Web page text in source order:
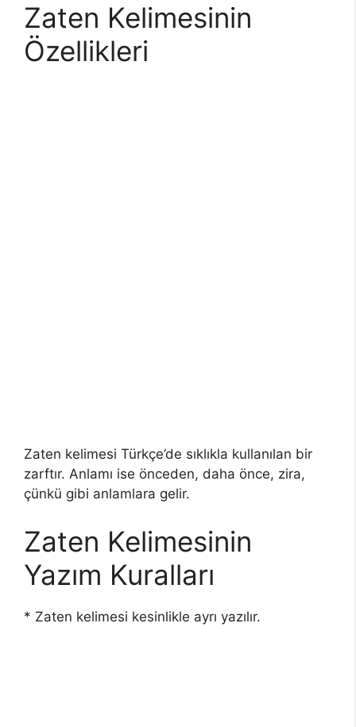
Zaten Kelimesinin
Özellikleri
Zaten kelimesi Türkçe’de sıklıkla kullanılan bir
zarftır. Anlamı ise önceden, daha önce, zira,
çünkü gibi anlamlara gelir.
Zaten Kelimesinin
Yazım Kuralları
* Zaten kelimesi kesinlikle ayrı yazılır.